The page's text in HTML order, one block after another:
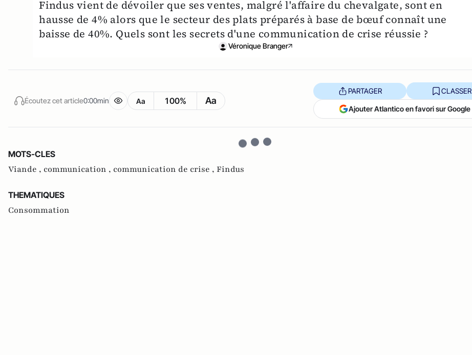
Findus vient de dévoiler que ses ventes, malgré l'affaire du chevalgate, sont en
hausse de 4% alors que le secteur des plats préparés à base de bœuf connaît une
baisse de 40%. Quels sont les secrets d'une communication de crise réussie ?
Véronique Branger
Écoutez cet article0:00min Aa 100% Aa
PARTAGER CLASSER
Ajouter Atlantico en favori sur Google
MOTS-CLES
Viande , communication , communication de crise , Findus
THEMATIQUES
Consommation